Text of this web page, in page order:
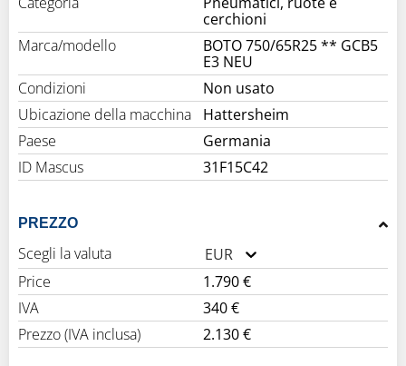
cerchioni
Marca/modello
BOTO 750/65R25 ** GCB5
E3 NEU
Condizioni
Non usato
Ubicazione della macchina
Hattersheim
Paese
Germania
ID Mascus
31F15C42
PREZZO
Scegli la valuta
EUR
Price
1.790 €
IVA
340 €
Prezzo (IVA inclusa)
2.130 €